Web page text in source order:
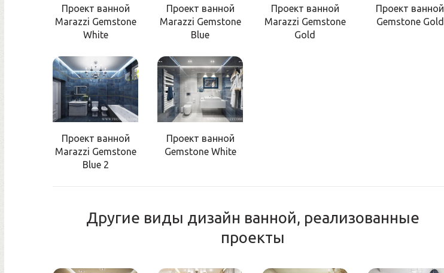
Проект ванной
Marazzi Gemstone
White
Проект ванной
Marazzi Gemstone
Blue
Проект ванной
Marazzi Gemstone
Gold
Проект ванной
Gemstone Gold
Проект ванной
Marazzi Gemstone
Blue 2
Проект ванной
Gemstone White
Другие виды дизайн ванной, реализованные
проекты